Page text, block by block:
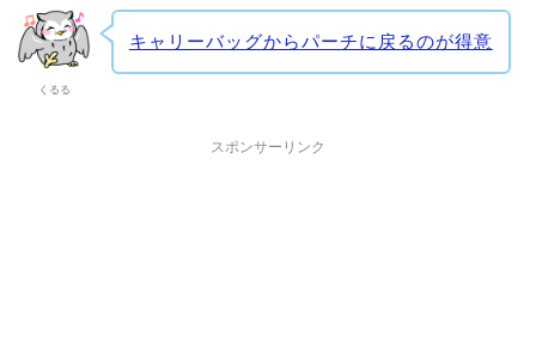
くるる
キャリーバッグからパーチに戻るのが得意
スポンサーリンク